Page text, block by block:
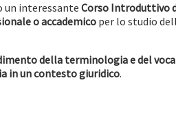
un interessante Corso Introduttivo
o accademico per lo studio
della terminologia e del
in un contesto giuridico.